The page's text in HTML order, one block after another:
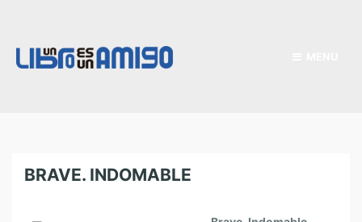
BRAVE. INDOMABLE